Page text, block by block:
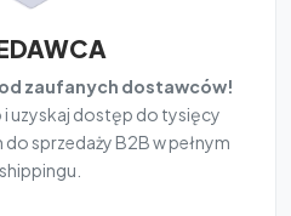
zaufanych dostawców!
i uzyskaj dostęp do tysięcy
sprzedaży B2B w pełnym